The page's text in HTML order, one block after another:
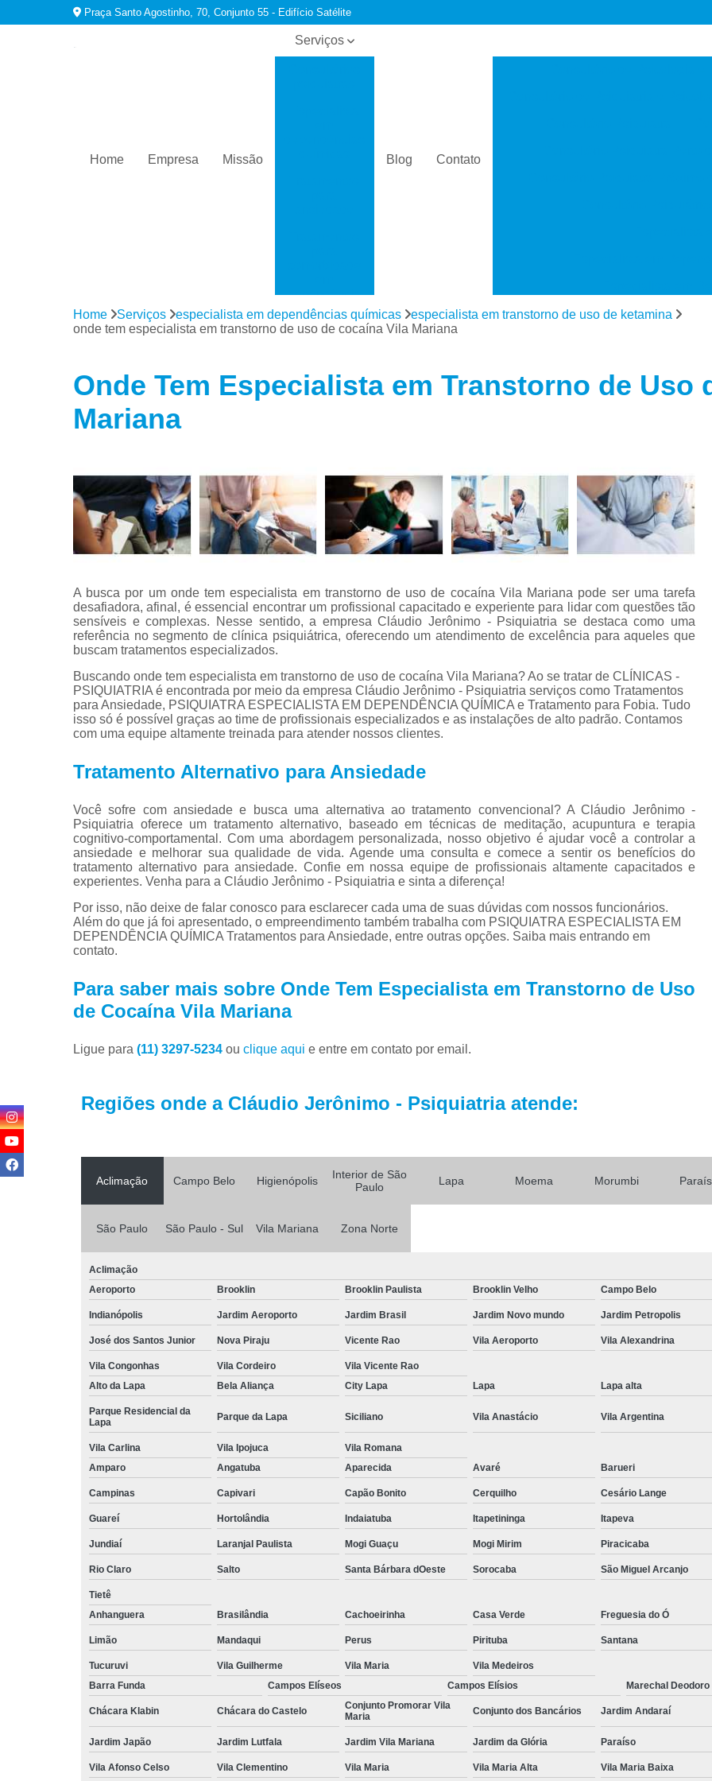
Praça Santo Agostinho, 70, Conjunto 55 - Edifício Satélite
Home Empresa Missão
Serviços
dependência
Tratamentos
para
Tratamentos
para fobias
para
bipolar
Tratamentos
para
transtorno de
Tratamentos
para
transtorno do
pânico
Blog Contato
Especialista em
Especialista em
Especialista em
Especialista em
Especialista em
Tratamento Alternativo para
Tratamento para Ansiedade
Tratamento para
Tratamento
Tratamento para
Tratamento
Tratamento de
Tratamento de
Tratamento de
Tratamento
Tratamento para
Tratamento para
Tratamento para
Tratamento Alternativo para
Tratamento para
Tratamento para Depressão Pós
Tratamentos para Transtorno
Tratamento de
Tratamento para
Tratamento para Fobia Interior de
Tratamento para
Tratamento contra
Tratamento para Insônia
Tratamento para Insônia em
Tratamento para Insônia Idoso
Tratamento para Insônia São
Tratamento
Tratamento Alternativo para
Tratamento para Bipolaridade
Tratamento para Pessoa
Tratamento para
Tratamento para
Home Serviços especialista em dependências químicas
especialista em transtorno de uso de ketamina
onde tem especialista em transtorno de uso de cocaína Vila Mariana
Onde Tem Especialista em Transtorno de Uso
Mariana
A busca por um onde tem especialista em transtorno de uso de cocaína Vila Mariana pode ser uma tarefa
desafiadora, afinal, é essencial encontrar um profissional capacitado e experiente para lidar com questões tão
sensíveis e complexas. Nesse sentido, a empresa Cláudio Jerônimo - Psiquiatria se destaca como uma
referência no segmento de clínica psiquiátrica, oferecendo um atendimento de excelência para aqueles que
buscam tratamentos especializados.
Buscando onde tem especialista em transtorno de uso de cocaína Vila Mariana? Ao se tratar de CLÍNICAS -
PSIQUIATRIA é encontrada por meio da empresa Cláudio Jerônimo - Psiquiatria serviços como Tratamentos
para Ansiedade, PSIQUIATRA ESPECIALISTA EM DEPENDÊNCIA QUÍMICA e Tratamento para Fobia. Tudo
isso só é possível graças ao time de profissionais especializados e as instalações de alto padrão. Contamos
com uma equipe altamente treinada para atender nossos clientes.
Tratamento Alternativo para Ansiedade
Você sofre com ansiedade e busca uma alternativa ao tratamento convencional? A Cláudio Jerônimo -
Psiquiatria oferece um tratamento alternativo, baseado em técnicas de meditação, acupuntura e terapia
cognitivo-comportamental. Com uma abordagem personalizada, nosso objetivo é ajudar você a controlar a
ansiedade e melhorar sua qualidade de vida. Agende uma consulta e comece a sentir os benefícios do
tratamento alternativo para ansiedade. Confie em nossa equipe de profissionais altamente capacitados e
experientes. Venha para a Cláudio Jerônimo - Psiquiatria e sinta a diferença!
Por isso, não deixe de falar conosco para esclarecer cada uma de suas dúvidas com nossos funcionários.
Além do que já foi apresentado, o empreendimento também trabalha com PSIQUIATRA ESPECIALISTA EM
DEPENDÊNCIA QUÍMICA Tratamentos para Ansiedade, entre outras opções. Saiba mais entrando em
contato.
Para saber mais sobre Onde Tem Especialista em Transtorno de Uso
de Cocaína Vila Mariana
Ligue para (11) 3297-5234 ou clique aqui e entre em contato por email.
Regiões onde a Cláudio Jerônimo - Psiquiatria atende:
Aclimação Campo Belo Higienópolis
Interior de São
Paulo
Lapa Moema Morumbi
São Paulo São Paulo - Sul Vila Mariana Zona Norte
Aclimação
Aeroporto
Brooklin Brooklin Paulista Brooklin Velho Campo Belo
Indianópolis Jardim Aeroporto Jardim Brasil Jardim Novo mundo Jardim Petropolis
José dos Santos Junior Nova Piraju Vicente Rao Vila Aeroporto Vila Alexandrina
Vila Congonhas Vila Cordeiro
Vila Vicente Rao
Alto da Lapa
Bela Aliança City Lapa Lapa Lapa alta
Parque Residencial da
Lapa
Parque da Lapa Siciliano Vila Anastácio Vila Argentina
Vila Carlina Vila Ipojuca
Vila Romana
Amparo
Angatuba Aparecida Avaré Barueri
Campinas Capivari Capão Bonito Cerquilho Cesário Lange
Guareí Hortolândia Indaiatuba Itapetininga Itapeva
Jundiaí Laranjal Paulista Mogi Guaçu Mogi Mirim Piracicaba
Rio Claro Salto Santa Bárbara dOeste Sorocaba São Miguel Arcanjo
Tietê
Anhanguera
Brasilândia Cachoeirinha Casa Verde Freguesia do Ó
Limão Mandaqui Perus Pirituba Santana
Tucuruvi Vila Guilherme Vila Maria
Vila Medeiros
Barra Funda
Campos Elíseos Campos Elísios Marechal Deodoro
Chácara Klabin Chácara do Castelo
Conjunto Promorar Vila
Maria
Conjunto dos Bancários Jardim Andaraí
Jardim Japão Jardim Lutfala Jardim Vila Mariana Jardim da Glória Paraíso
Vila Afonso Celso Vila Clementino Vila Maria Vila Maria Alta Vila Maria Baixa